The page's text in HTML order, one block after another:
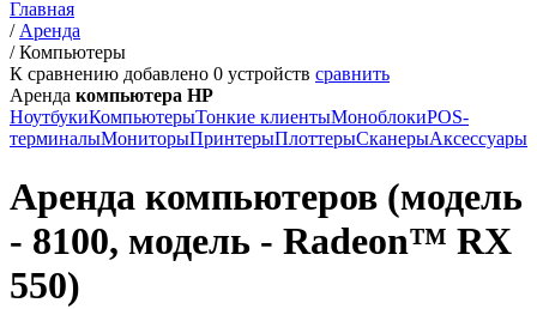
Главная
/ Аренда
/Компьютеры
К сравнению добавлено 0 устройств сравнить
Аренда компьютера HP
НоутбукиКомпьютерыТонкие клиентыМоноблокиPOS-
терминалыМониторыПринтерыПлоттерыСканерыАксессуары
Аренда компьютеров (модель
- 8100, модель - Radeon™ RX
550)